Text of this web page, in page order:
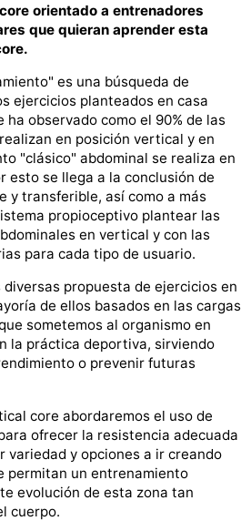
orientado a entrenadores
que quieran aprender esta
es una búsqueda de
ejercicios planteados en casa
ha observado como el 90% de las
en posición vertical y en
"clásico" abdominal se realiza en
esto se llega a la conclusión de
y transferible, así como a más
propioceptivo plantear las
en vertical y con las
para cada tipo de usuario.
diversas propuesta de ejercicios en
de ellos basados en las cargas
sometemos al organismo en
la práctica deportiva, sirviendo
o prevenir futuras
core abordaremos el uso de
ofrecer la resistencia adecuada
variedad y opciones a ir creando
permitan un entrenamiento
evolución de esta zona tan
cuerpo.